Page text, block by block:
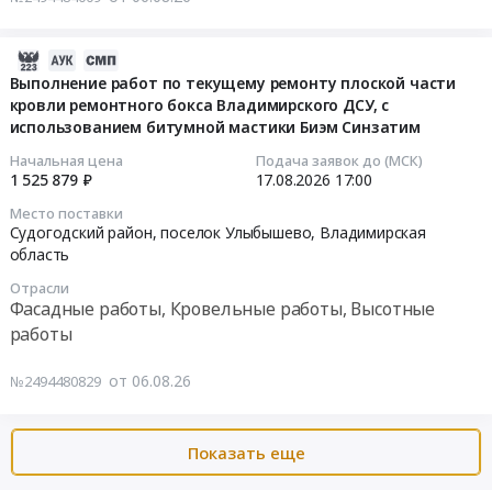
Выполнение работ по текущему ремонту плоской части
кровли ремонтного бокса Владимирского ДСУ, с
использованием битумной мастики Биэм Синзатим
Начальная цена
1 525 879 ₽
Подача заявок до (МСК)
17.08.2026 17:00
Место поставки
Судогодский район, поселок Улыбышево, Владимирская
область
Отрасли
Фасадные работы, Кровельные работы, Высотные
работы
№2494480829 от 06.08.26
Показать еще